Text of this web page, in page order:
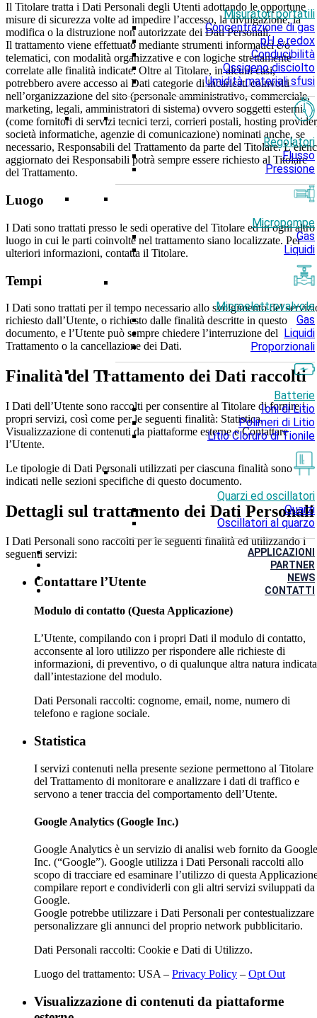
Misuratori portatili
Concentrazione di gas
pH e redox
Conducibilità
Ossigeno disciolto
Umidità materiali sfusi
Regolatori
Flusso
Pressione
Micropompe
Gas
Liquidi
Microelettrovalvole
Gas
Liquidi
Proporzionali
Batterie
Ioni di Litio
Polimeri di Litio
Litio Cloruro di Tionile
Quarzi ed oscillatori
Quarzi
Oscillatori al quarzo
APPLICAZIONI
PARTNER
NEWS
CONTATTI
Il Titolare tratta i Dati Personali degli Utenti adottando le opportune
misure di sicurezza volte ad impedire l’accesso, la divulgazione, la
modifica o la distruzione non autorizzate dei Dati Personali.
Il trattamento viene effettuato mediante strumenti informatici e/o
telematici, con modalità organizzative e con logiche strettamente
correlate alle finalità indicate. Oltre al Titolare, in alcuni casi,
potrebbero avere accesso ai Dati categorie di incaricati coinvolti
nell’organizzazione del sito (personale amministrativo, commerciale,
marketing, legali, amministratori di sistema) ovvero soggetti esterni
(come fornitori di servizi tecnici terzi, corrieri postali, hosting
società informatiche, agenzie di comunicazione) nominati anche, se
necessario, Responsabili del Trattamento da parte del Titolare.
aggiornato dei Responsabili potrà sempre essere richiesto al Titolare
del Trattamento.
Luogo
I Dati sono trattati presso le sedi operative del Titolare ed in ogni altro
luogo in cui le parti coinvolte nel trattamento siano localizzate. Per
ulteriori informazioni, contatta il Titolare.
Tempi
I Dati sono trattati per il tempo necessario allo svolgimento del
richiesto dall’Utente, o richiesto dalle finalità descritte in questo
documento, e l’Utente può sempre chiedere l’interruzione del
Trattamento o la cancellazione dei Dati.
Finalità del Trattamento dei Dati raccolti
I Dati dell’Utente sono raccolti per consentire al Titolare di fornire i
propri servizi, così come per le seguenti finalità: Statistica,
Visualizzazione di contenuti da piattaforme esterne e Contattare
l’Utente.
Le tipologie di Dati Personali utilizzati per ciascuna finalità sono
indicati nelle sezioni specifiche di questo documento.
Dettagli sul trattamento dei Dati Personali
I Dati Personali sono raccolti per le seguenti finalità ed utilizzando i
seguenti servizi:
Contattare l’Utente
Modulo di contatto (Questa Applicazione)
L’Utente, compilando con i propri Dati il modulo di contatto,
acconsente al loro utilizzo per rispondere alle richieste di
informazioni, di preventivo, o di qualunque altra natura indicata
dall’intestazione del modulo.
Dati Personali raccolti: cognome, email, nome, numero di
telefono e ragione sociale.
Statistica
I servizi contenuti nella presente sezione permettono al Titolare
del Trattamento di monitorare e analizzare i dati di traffico e
servono a tener traccia del comportamento dell’Utente.
Google Analytics (Google Inc.)
Google Analytics è un servizio di analisi web fornito da Google
Inc. (“Google”). Google utilizza i Dati Personali raccolti allo
scopo di tracciare ed esaminare l’utilizzo di questa
compilare report e condividerli con gli altri servizi sviluppati da
Google.
Google potrebbe utilizzare i Dati Personali per contestualizzare
personalizzare gli annunci del proprio network pubblicitario.
Dati Personali raccolti: Cookie e Dati di Utilizzo.
Luogo del trattamento: USA – Privacy Policy – Opt Out
Visualizzazione di contenuti da piattaforme